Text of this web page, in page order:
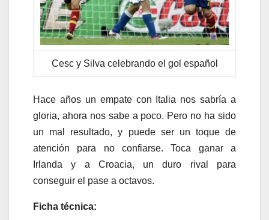
Cesc y Silva celebrando el gol español
Hace años un empate con Italia nos sabría a
gloria, ahora nos sabe a poco. Pero no ha sido
un mal resultado, y puede ser un toque de
atención para no confiarse. Toca ganar a
Irlanda y a Croacia, un duro rival para
conseguir el pase a octavos.
Ficha técnica: